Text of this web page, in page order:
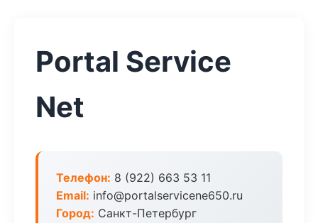
Portal Service
Net
Телефон: 8 (922) 663 53 11
Email: info@portalservicene650.ru
Город: Санкт-Петербург